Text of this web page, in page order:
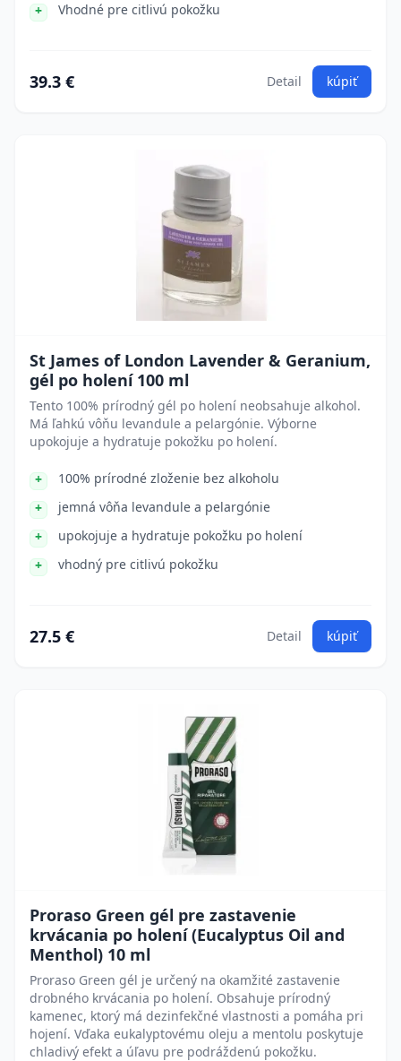
Vhodné pre citlivú pokožku
39.3 € Detail kúpiť
St James of London Lavender & Geranium,
gél po holení 100 ml
Tento 100% prírodný gél po holení neobsahuje alkohol.
Má ľahkú vôňu levandule a pelargónie. Výborne
upokojuje a hydratuje pokožku po holení.
100% prírodné zloženie bez alkoholu
jemná vôňa levandule a pelargónie
upokojuje a hydratuje pokožku po holení
vhodný pre citlivú pokožku
27.5 € Detail kúpiť
Proraso Green gél pre zastavenie
krvácania po holení (Eucalyptus Oil and
Menthol) 10 ml
Proraso Green gél je určený na okamžité zastavenie
drobného krvácania po holení. Obsahuje prírodný
kamenec, ktorý má dezinfekčné vlastnosti a pomáha pri
hojení. Vďaka eukalyptovému oleju a mentolu poskytuje
chladivý efekt a úľavu pre podráždenú pokožku.